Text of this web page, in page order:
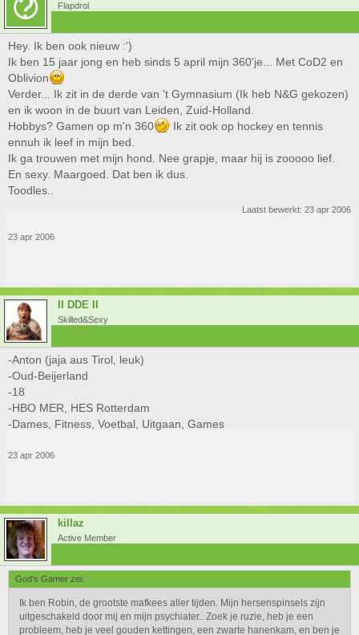
Flapdrol
Hey. Ik ben ook nieuw :')
Ik ben 15 jaar jong en heb sinds 5 april mijn 360'je... Met CoD2 en
Oblivion
Verder... Ik zit in de derde van 't Gymnasium (Ik heb N&G gekozen)
en ik woon in de buurt van Leiden, Zuid-Holland.
Hobbys? Gamen op m'n 360
Ik zit ook op hockey en tennis
ennuh ik leef in mijn bed.
Ik ga trouwen met mijn hond. Nee grapje, maar hij is zooooo lief.
En sexy. Maargoed. Dat ben ik dus.
Toodles..
Laatst bewerkt: 23 apr 2006
23 apr 2006
II DDE II
Skilled&Sexy
-Anton (jaja aus Tirol, leuk)
-Oud-Beijerland
-18
-HBO MER, HES Rotterdam
-Dames, Fitness, Voetbal, Uitgaan, Games
23 apr 2006
killaz
Active Member
God's Gamer zei:
Ik ben Robin, de grootste mafkees aller tijden. Mijn hersenspinsels zijn
uitgeschakeld door mij en mijn psychiater.. Zoek je ruzie, heb je een
probleem, heb je veel gouden kettingen, een zwarte hanenkam, en ben je